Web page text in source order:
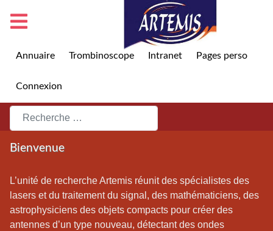
Annuaire Trombinoscope Intranet Pages perso
Connexion
Rechercher
Bienvenue
L’unité de recherche Artemis réunit des spécialistes des
lasers et du traitement du signal, des mathématiciens, des
astrophysiciens des objets compacts pour créer des
antennes d’un type nouveau, détectant des ondes